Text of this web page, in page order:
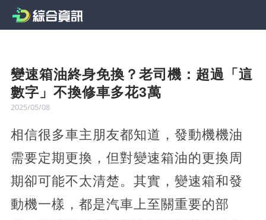
變速箱油終身免換？老司機：超過「這
數字」不換修車多花3萬
2025/05/08
相信很多車主朋友都知道，發動機機油
需要定期更換，但對變速箱油的更換周
期卻可能不太清楚。其實，變速箱和發
動機一樣，都是汽車上至關重要的部